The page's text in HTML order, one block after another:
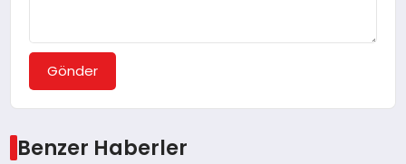
Gönder
Benzer Haberler